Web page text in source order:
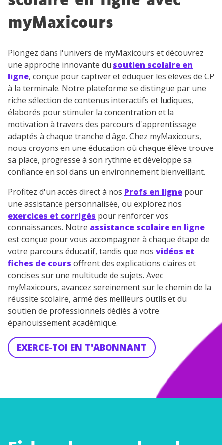
myMaxicours
Plongez dans l'univers de myMaxicours et découvrez
une approche innovante du soutien scolaire en
ligne, conçue pour captiver et éduquer les élèves de CP
à la terminale. Notre plateforme se distingue par une
riche sélection de contenus interactifs et ludiques,
élaborés pour stimuler la concentration et la
motivation à travers des parcours d'apprentissage
adaptés à chaque tranche d'âge. Chez myMaxicours,
nous croyons en une éducation où chaque élève trouve
sa place, progresse à son rythme et développe sa
confiance en soi dans un environnement bienveillant.
Profitez d'un accès direct à nos Profs en ligne pour
une assistance personnalisée, ou explorez nos
exercices et corrigés pour renforcer vos
connaissances. Notre assistance scolaire en ligne
est conçue pour vous accompagner à chaque étape de
votre parcours éducatif, tandis que nos vidéos et
fiches de cours offrent des explications claires et
concises sur une multitude de sujets. Avec
myMaxicours, avancez sereinement sur le chemin de la
réussite scolaire, armé des meilleurs outils et du
soutien de professionnels dédiés à votre
épanouissement académique.
EXERCE-TOI EN T'ABONNANT